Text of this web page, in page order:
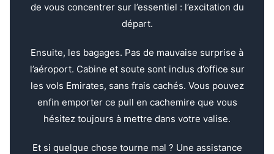
de vous concentrer sur l’essentiel : l’excitation du
départ.
Ensuite, les bagages. Pas de mauvaise surprise à
l’aéroport. Cabine et soute sont inclus d’office sur
les vols Emirates, sans frais cachés. Vous pouvez
enfin emporter ce pull en cachemire que vous
hésitez toujours à mettre dans votre valise.
Et si quelque chose tourne mal ? Une assistance